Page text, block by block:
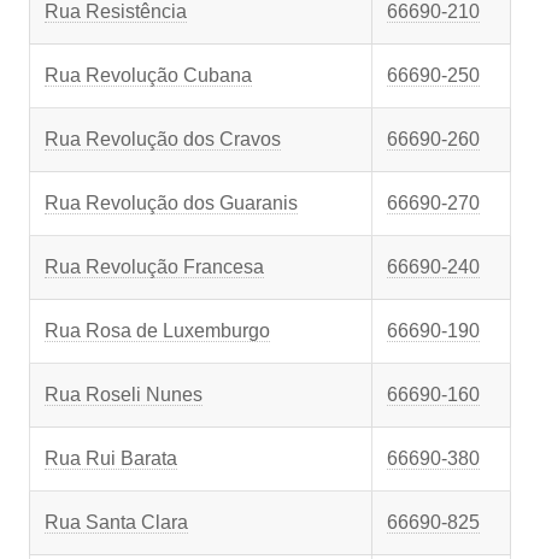
Rua Resistência 66690-210
Rua Revolução Cubana 66690-250
Rua Revolução dos Cravos 66690-260
Rua Revolução dos Guaranis 66690-270
Rua Revolução Francesa 66690-240
Rua Rosa de Luxemburgo 66690-190
Rua Roseli Nunes 66690-160
Rua Rui Barata 66690-380
Rua Santa Clara 66690-825